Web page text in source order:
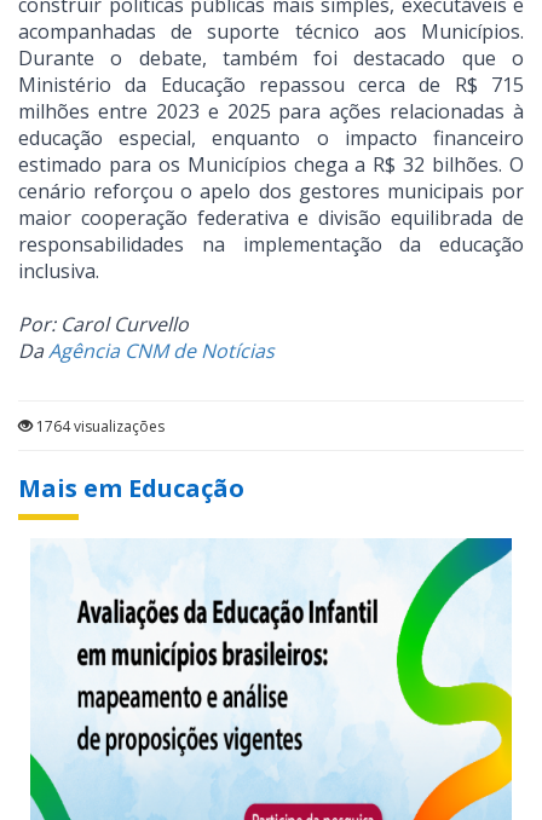
acompanhadas de suporte técnico aos Municípios.
Durante o debate, também foi destacado que o
Ministério da Educação repassou cerca de R$ 715
milhões entre 2023 e 2025 para ações relacionadas à
educação especial, enquanto o impacto financeiro
estimado para os Municípios chega a R$ 32 bilhões. O
cenário reforçou o apelo dos gestores municipais por
maior cooperação federativa e divisão equilibrada de
responsabilidades na implementação da educação
inclusiva.
Por: Carol Curvello
DaAgência CNM de Notícias
1764 visualizações
Mais em Educação